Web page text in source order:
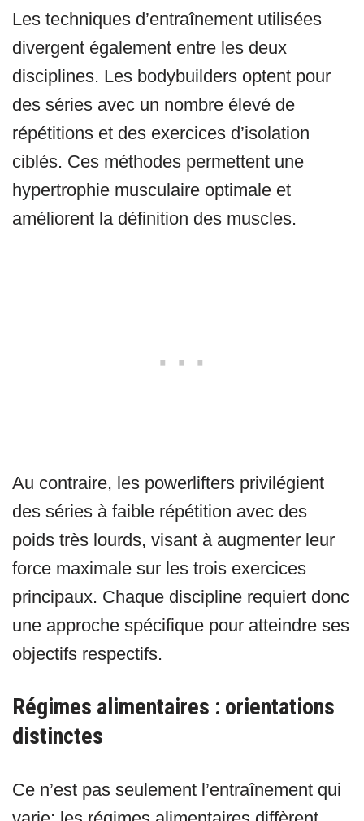
Les techniques d’entraînement utilisées
divergent également entre les deux
disciplines. Les bodybuilders optent pour
des séries avec un nombre élevé de
répétitions et des exercices d’isolation
ciblés. Ces méthodes permettent une
hypertrophie musculaire optimale et
améliorent la définition des muscles.
Au contraire, les powerlifters privilégient
des séries à faible répétition avec des
poids très lourds, visant à augmenter leur
force maximale sur les trois exercices
principaux. Chaque discipline requiert donc
une approche spécifique pour atteindre ses
objectifs respectifs.
Régimes alimentaires : orientations
distinctes
Ce n’est pas seulement l’entraînement qui